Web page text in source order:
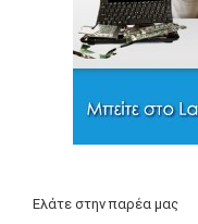
Ελάτε στην παρέα μας